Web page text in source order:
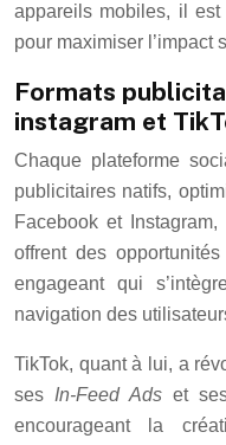
appareils mobiles, il est
pour maximiser l’impact
Formats
instagram et
Chaque plateforme
publicitaires natifs,
Facebook et Instagram,
offrent des
engageant qui
navigation des
TikTok, quant à lui, a
ses In-Feed Ads et
encourageant la